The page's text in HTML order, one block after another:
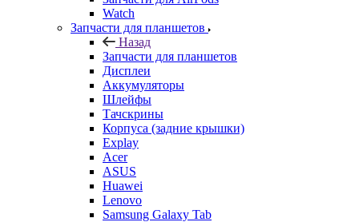
Watch
Запчасти для планшетов
Назад
Запчасти для планшетов
Дисплеи
Аккумуляторы
Шлейфы
Тачскрины
Корпуса (задние крышки)
Explay
Acer
ASUS
Huawei
Lenovo
Samsung Galaxy Tab